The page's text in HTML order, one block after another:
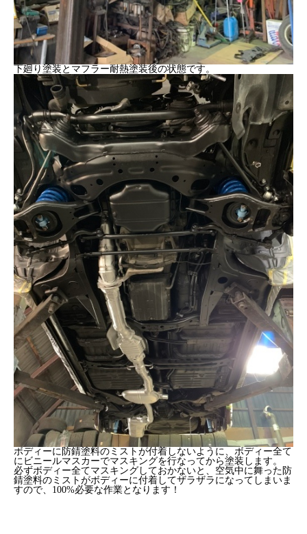
下廻り塗装とマフラー耐熱塗装後の状態です。
ボディーに防錆塗料のミストが付着しないように、ボディー全て
にビニールマスカーでマスキングを行なってから塗装します。
必ずボディー全てマスキングしておかないと、空気中に舞った防
錆塗料のミストがボディーに付着してザラザラになってしまいま
すので、100%必要な作業となります！